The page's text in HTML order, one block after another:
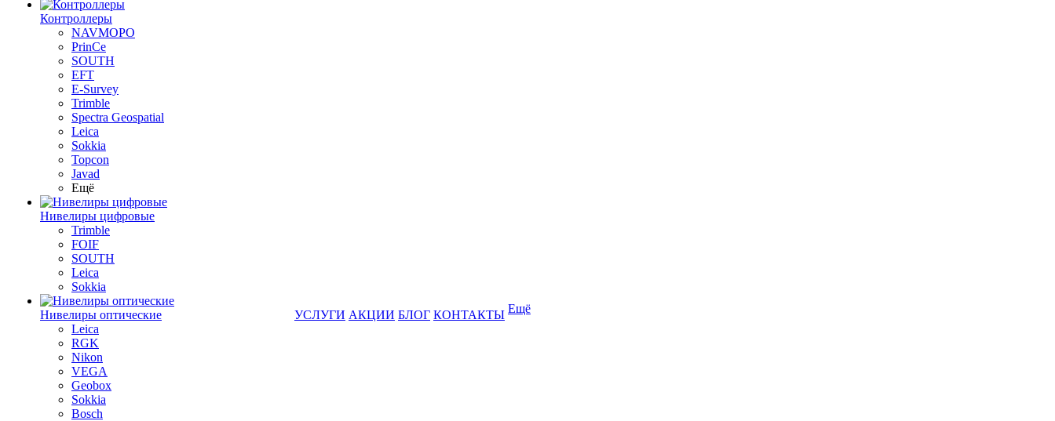
Контроллеры
NAVMOPO
PrinCe
SOUTH
EFT
E-Survey
Trimble
Spectra Geospatial
Leica
Sokkia
Topcon
Javad
Ещё
Нивелиры цифровые
Trimble
FOIF
SOUTH
Leica
Sokkia
Нивелиры оптические
Leica
RGK
Nikon
VEGA
Geobox
Sokkia
Bosch
УСЛУГИ АКЦИИ БЛОГ КОНТАКТЫ Ещё